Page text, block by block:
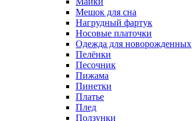
Мешок для сна
Нагрудный фартук
Носовые платочки
Одежда для новорожденных
Пелёнки
Песочник
Пижама
Пинетки
Платье
Плед
Ползунки